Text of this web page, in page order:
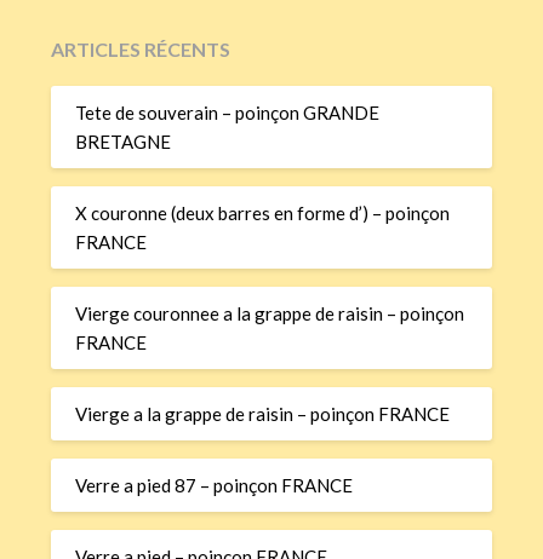
ARTICLES RÉCENTS
Tete de souverain – poinçon GRANDE
BRETAGNE
X couronne (deux barres en forme d’) – poinçon
FRANCE
Vierge couronnee a la grappe de raisin – poinçon
FRANCE
Vierge a la grappe de raisin – poinçon FRANCE
Verre a pied 87 – poinçon FRANCE